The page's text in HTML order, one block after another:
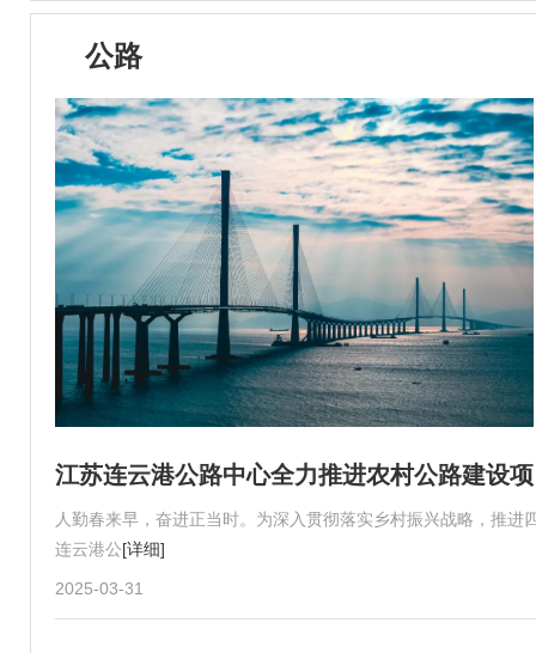
公路
江苏连云港公路中心全力推进农村公路建设
人勤春来早，奋进正当时。为深入贯彻落实乡村振兴战略，推
连云港公[详细]
2025-03-31